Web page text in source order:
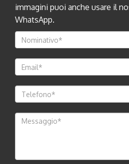
immagini puoi anche usare il
WhatsApp.